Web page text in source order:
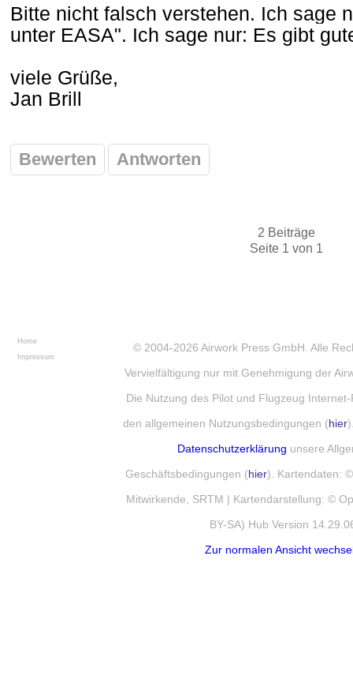
Bitte nicht falsch verstehen. Ich sage
unter EASA". Ich sage nur: Es gibt
viele Grüße,
Jan Brill
Bewerten Antworten
2 Beiträge
Seite 1 von 1
Home
Impressum
© 2004-2026 Airwork Press GmbH . Alle
Vervielfältigung nur mit Genehmigung der
Die Nutzung des Pilot und Flugzeug
den allgemeinen Nutzungsbedingungen (hier
Datenschutzerklärung unsere
Geschäftsbedingungen (hier). Kartendaten:
Mitwirkende, SRTM | Kartendarstellung: ©
BY-SA) Hub Version
Zur normalen Ansicht